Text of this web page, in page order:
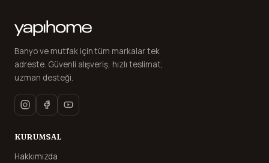
Banyo ve mutfak için tüm markalar tek
adreste. Güvenli alışveriş, hızlı teslimat,
uzman desteği.
KURUMSAL
Hakkımızda